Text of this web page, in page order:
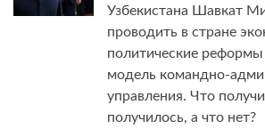
Узбекистана Шавкат
проводить в стране
политические
модель командно-
управления. Что
получилось, а что нет?